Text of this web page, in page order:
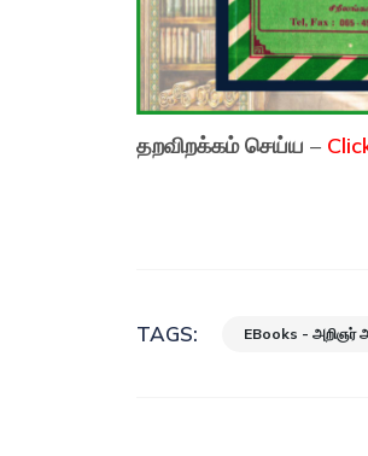
தறவிறக்கம் செய்ய –
TAGS: EBooks - அறிஞர்